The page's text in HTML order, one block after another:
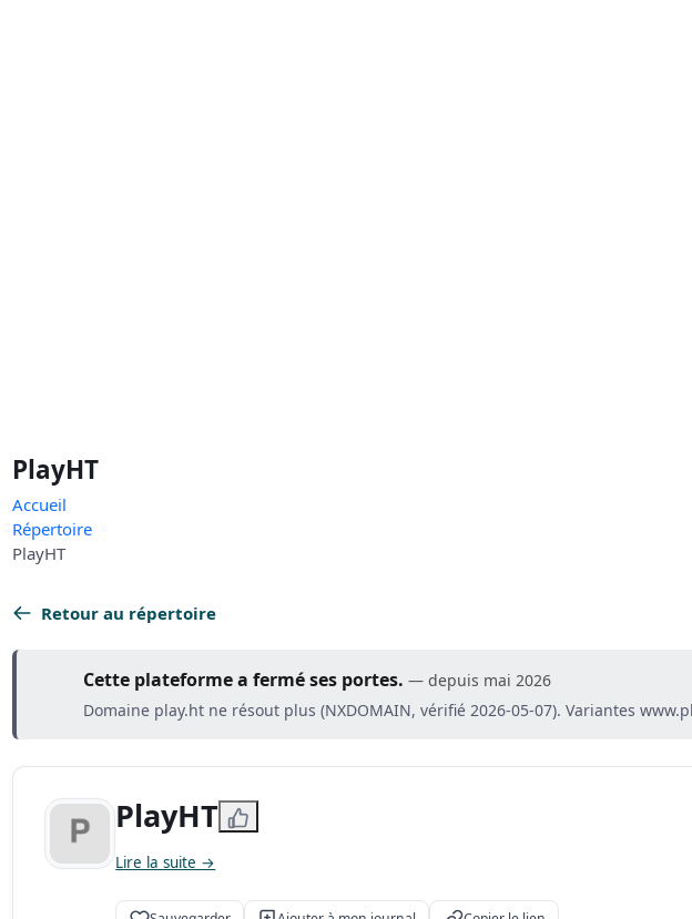
PlayHT
Accueil
Répertoire
PlayHT
Retour au répertoire
Cette plateforme a fermé ses portes.— depuis mai 2026
Domaine play.ht ne résout plus (NXDOMAIN, vérifié 2026-05-07). Variantes
PlayHT
Lire la suite →